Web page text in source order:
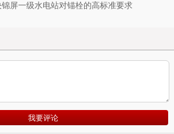
屏一级水电站对锚栓的高标准要求